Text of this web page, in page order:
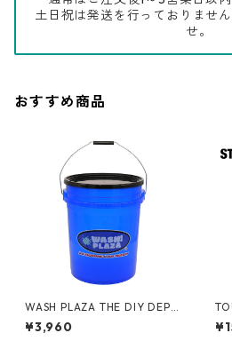
土日祝は発送を行っておりませ
せ。
おすすめ商品
WASH PLAZA THE DIY DEPO
T 5gal バケット フタ付き 05
GLTDD-WASH
¥3,960
ツ